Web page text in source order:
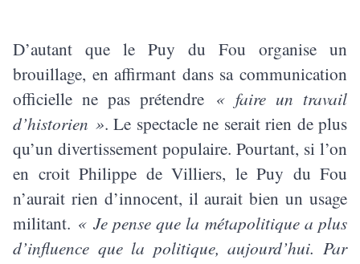
D’autant que le Puy du Fou organise un
brouillage, en affirmant dans sa communication
officielle ne pas prétendre « faire un travail
d’historien ». Le spectacle ne serait rien de plus
qu’un divertissement populaire. Pourtant, si l’on
en croit Philippe de Villiers, le Puy du Fou
n’aurait rien d’innocent, il aurait bien un usage
militant. « Je pense que la métapolitique a plus
d’influence que la politique, aujourd’hui. Par